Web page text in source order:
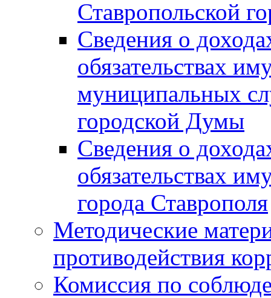
Ставропольской
Сведения о
обязательствах
муниципальных
городской Думы
Сведения о
обязательствах
города Ставрополя
Методические
противодействия
Комиссия по